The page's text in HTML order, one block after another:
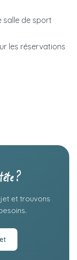
salle de sport
les réservations
?
et trouvons